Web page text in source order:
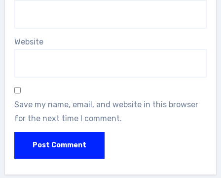
Website
Save my name, email, and website in this browser
for the next time I comment.